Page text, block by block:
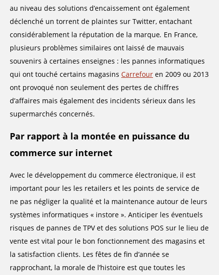
au niveau des solutions d’encaissement ont également
déclenché un torrent de plaintes sur Twitter, entachant
considérablement la réputation de la marque. En France,
plusieurs problèmes similaires ont laissé de mauvais
souvenirs à certaines enseignes : les pannes informatiques
qui ont touché certains magasins Carrefour en 2009 ou 2013
ont provoqué non seulement des pertes de chiffres
d’affaires mais également des incidents sérieux dans les
supermarchés concernés.
Par rapport à la montée en puissance du
commerce sur internet
Avec le développement du commerce électronique, il est
important pour les les retailers et les points de service de
ne pas négliger la qualité et la maintenance autour de leurs
systèmes informatiques « instore ». Anticiper les éventuels
risques de pannes de TPV et des solutions POS sur le lieu de
vente est vital pour le bon fonctionnement des magasins et
la satisfaction clients. Les fêtes de fin d’année se
rapprochant, la morale de l’histoire est que toutes les